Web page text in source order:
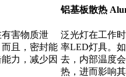
害物质泄
且，密封能
力，减少因
铝基板散热
泛光灯在工作
率LED灯具。
去，内部温度
热，进而影响